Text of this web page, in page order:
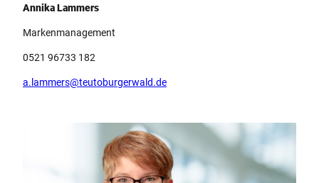
Annika Lammers
Markenmanagement
0521 96733 182
a.lammers@teutoburgerwald.de